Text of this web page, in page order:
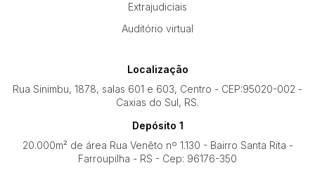
Extrajudiciais
Auditório virtual
Localização
Rua Sinimbu, 1878, salas 601 e 603, Centro - CEP:95020-002 -
Caxias do Sul, RS.
Depósito 1
20.000m² de área Rua Venêto nº 1.130 - Bairro Santa Rita -
Farroupilha - RS - Cep: 96176-350